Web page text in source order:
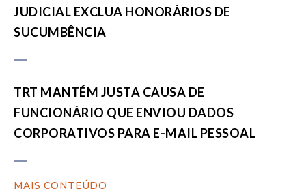
JUDICIAL EXCLUA HONORÁRIOS DE
SUCUMBÊNCIA
TRT MANTÉM JUSTA CAUSA DE
FUNCIONÁRIO QUE ENVIOU DADOS
CORPORATIVOS PARA E-MAIL PESSOAL
MAIS CONTEÚDO